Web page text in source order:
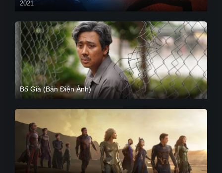
2021
CAM
Bố Già (Bản Điện Ảnh)